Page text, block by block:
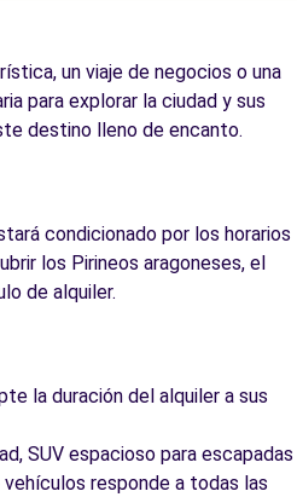
un viaje de negocios o una
para explorar la ciudad y sus
destino lleno de encanto.
condicionado por los horarios
los Pirineos aragoneses, el
de alquiler.
la duración del alquiler a sus
SUV espacioso para escapadas
responde a todas las